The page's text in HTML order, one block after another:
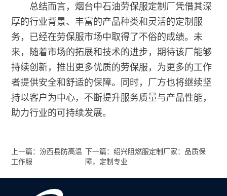
总结而言，烟台中石油劳保服定制厂凭借其深
厚的行业背景、丰富的产品种类和灵活的定制服
务，已经在劳保服市场中取得了不俗的成绩。未
来，随着市场的拓展和技术的进步，期待该厂能够
持续创新，推出更多优质的劳保服，为更多的工作
者提供安全和舒适的保障。同时，厂方也将继续坚
持以客户为中心，不断提升服务质量与产品性能，
助力行业的可持续发展。
上一篇：汾西县防高温
工作服
下一篇：绍兴阻燃服定制厂家：品质保
障，定制专业